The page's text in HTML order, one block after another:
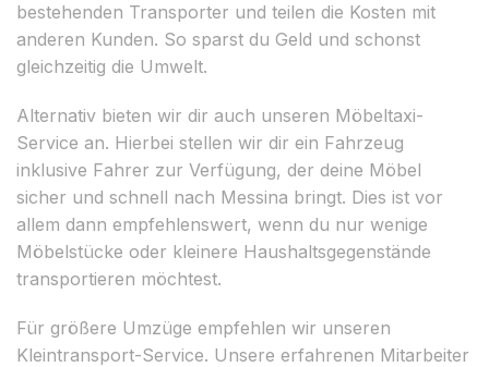
bestehenden Transporter und teilen die Kosten mit
anderen Kunden. So sparst du Geld und schonst
gleichzeitig die Umwelt.
Alternativ bieten wir dir auch unseren Möbeltaxi-
Service an. Hierbei stellen wir dir ein Fahrzeug
inklusive Fahrer zur Verfügung, der deine Möbel
sicher und schnell nach Messina bringt. Dies ist vor
allem dann empfehlenswert, wenn du nur wenige
Möbelstücke oder kleinere Haushaltsgegenstände
transportieren möchtest.
Für größere Umzüge empfehlen wir unseren
Kleintransport-Service. Unsere erfahrenen Mitarbeiter